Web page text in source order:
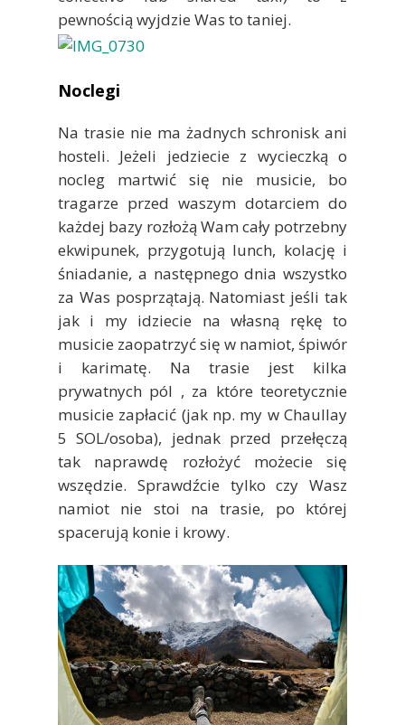
pewnością wyjdzie Was to taniej.
Noclegi
Na trasie nie ma żadnych schronisk ani
hosteli. Jeżeli jedziecie z wycieczką o
nocleg martwić się nie musicie, bo
tragarze przed waszym dotarciem do
każdej bazy rozłożą Wam cały potrzebny
ekwipunek, przygotują lunch, kolację i
śniadanie, a następnego dnia wszystko
za Was posprzątają. Natomiast jeśli tak
jak i my idziecie na własną rękę to
musicie zaopatrzyć się w namiot, śpiwór
i karimatę. Na trasie jest kilka
prywatnych pól , za które teoretycznie
musicie zapłacić (jak np. my w Chaullay
5 SOL/osoba), jednak przed przełęczą
tak naprawdę rozłożyć możecie się
wszędzie. Sprawdźcie tylko czy Wasz
namiot nie stoi na trasie, po której
spacerują konie i krowy.